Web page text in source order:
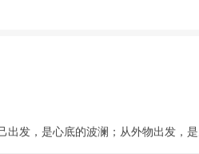
出发，是心底的波澜；从外物出发，